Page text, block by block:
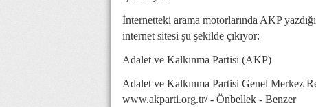
İnternetteki arama motorlarında AKP
internet sitesi şu şekilde çıkıyor:
Adalet ve Kalkınma Partisi (AKP)
Adalet ve Kalkınma Partisi Genel Merkez
www.akparti.org.tr/- Önbellek - Benzer